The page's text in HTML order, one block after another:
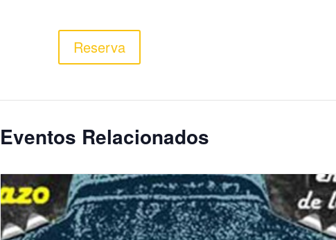
Reserva
Eventos Relacionados